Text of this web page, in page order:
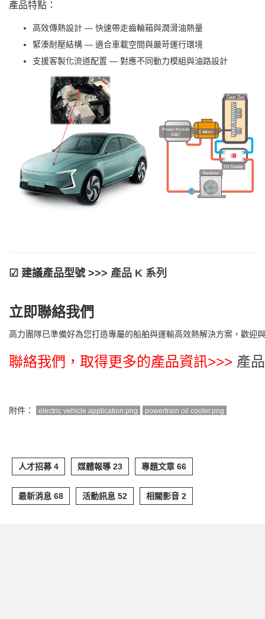
產品特點：
高效傳熱設計 — 快速帶走齒輪箱與潤滑油熱量
緊湊耐壓結構 — 適合車載空間與嚴苛運行環境
支援客製化流道配置 — 對應不同動力模組與油路設計
☑︎ 建議產品型號 >>> 產品 K 系列
立即聯絡我們
高力團隊已準備好為您打造專屬的船舶與運輸高效熱解決方案，歡迎
聯絡我們，取得更多的產品資訊>>> 產
附件： electric vehicle application.png powertrain oil cooler.png
人才招募 4 媒體報導 23 專題文章 66
最新消息 68 活動訊息 52 相關影音 2